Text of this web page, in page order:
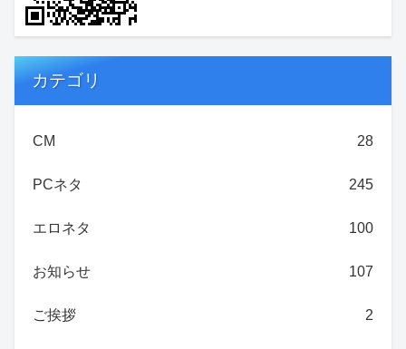
カテゴリ
CM 28
PCネタ 245
エロネタ 100
お知らせ 107
ご挨拶 2